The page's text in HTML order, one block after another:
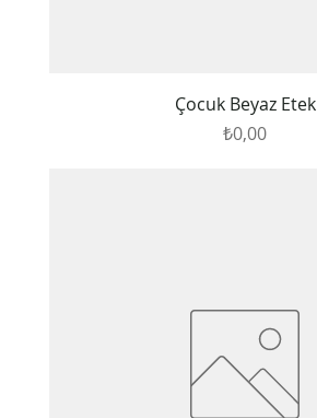
Çocuk Beyaz Etek
Fiyat
₺0,00